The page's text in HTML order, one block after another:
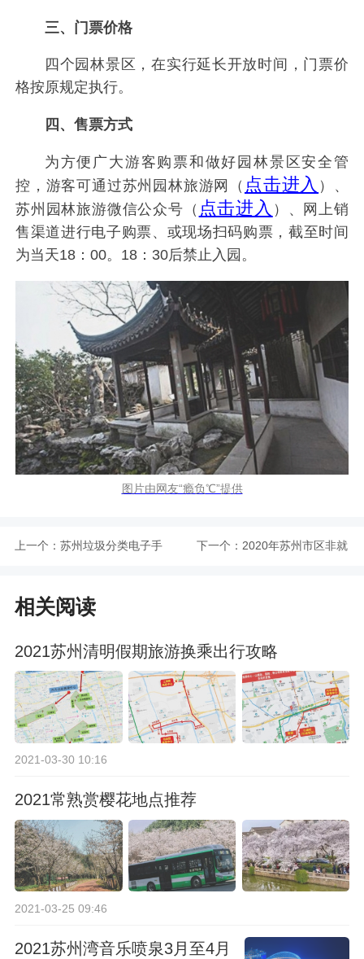
三、门票价格
四个园林景区，在实行延长开放时间，门票价
格按原规定执行。
四、售票方式
为方便广大游客购票和做好园林景区安全管
控，游客可通过苏州园林旅游网（ 点击进入 ）、
苏州园林旅游微信公众号（ 点击进入 ）、网上销
售渠道进行电子购票、或现场扫码购票，截至时间
为当天18：00。18：30后禁止入园。
图片由网友“瘾负℃”提供
上一个： 苏州垃圾分类电子手 下一个： 2020年苏州市区非就
相关阅读
2021苏州清明假期旅游换乘出行攻略
2021-03-30 10:16
2021常熟赏樱花地点推荐
2021-03-25 09:46
2021苏州湾音乐喷泉3月至4月